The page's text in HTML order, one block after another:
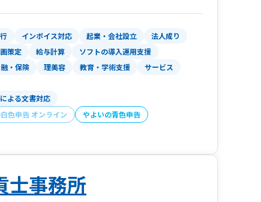
インボイス対応 起業・会社設立
法人成り
策定 給与計算 ソフトの導入運用支援
・保険 理美容 教育・学術支援
サービス
よる文書対応
色申告 オンライン
やよいの青色申告
士事務所